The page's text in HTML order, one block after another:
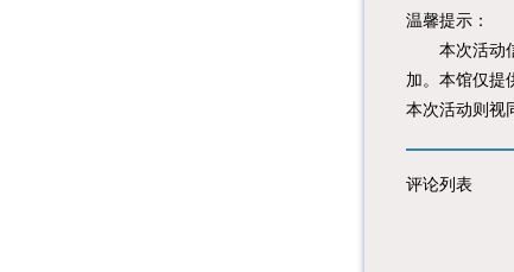
温馨提示：
本次活动信
加。本馆仅提
本次活动则视
评论列表